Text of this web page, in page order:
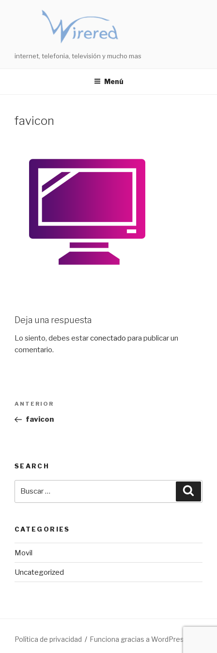
internet, telefonia, televisión y mucho mas
Menú
favicon
Deja una respuesta
Lo siento, debes estarconectado para publicar un
comentario.
entradas
Entrada
anterior:
ANTERIOR
favicon
SEARCH
CATEGORIES
Movil
Uncategorized
Política de privacidad Funciona gracias a WordPress